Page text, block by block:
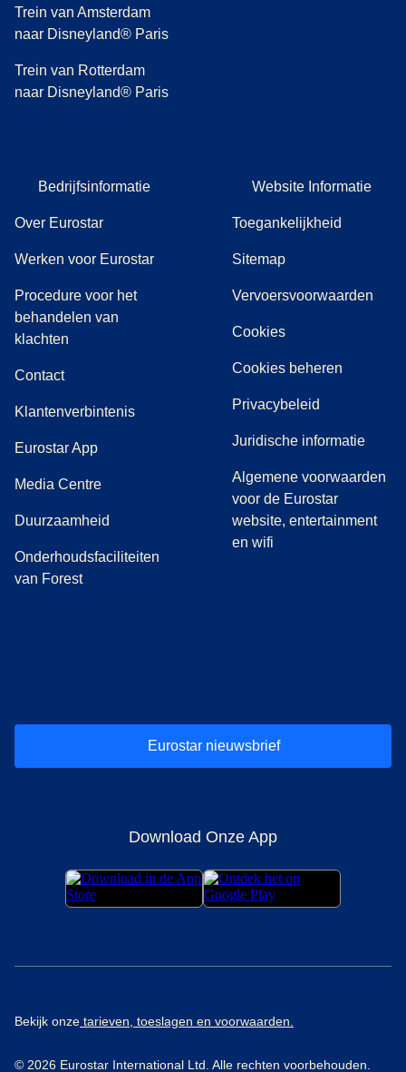
Trein van Amsterdam
naar Disneyland® Paris
Trein van Rotterdam
naar Disneyland® Paris
Bedrijfsinformatie
Over Eurostar
Werken voor Eurostar
Procedure voor het
behandelen van
klachten
Contact
Klantenverbintenis
Eurostar App
Media Centre( opent in een nieuwe tab)
Duurzaamheid
Onderhoudsfaciliteiten
van Forest
Website Informatie
Toegankelijkheid
Sitemap
Vervoersvoorwaarden
Cookies
Cookies beheren
Privacybeleid
Juridische informatie
Algemene voorwaarden
voor de Eurostar
website, entertainment
en wifi
Eurostar nieuwsbrief
Download Onze App
Bekijk onze tarieven, toeslagen en voorwaarden.
© 2026 Eurostar International Ltd. Alle rechten voorbehouden.